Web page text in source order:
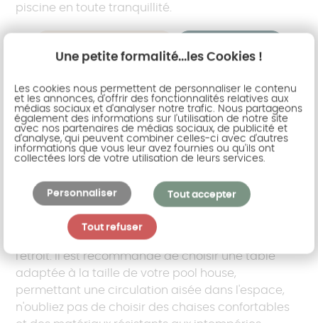
piscine en toute tranquillité.
Une salle à manger
La salle à manger dans un pool house offreun
espace dédié pour partager des repas en famille
la piscine et d'une vue dégagée sur le jardin. Pour
créer une salle à manger confortable et
accueillante, il est important de prévoir
suffisamment d'espace pour ne pas se sentir à
l'étroit. Il est recommandé de choisir une table
adaptée à la taille de votre pool house,
permettant une circulation aisée dans l'espace,
n'oubliez pas de choisir des chaises confortables
Une petite formalité...les Cookies !
Les cookies nous permettent de personnaliser le contenu
et les annonces, d'offrir des fonctionnalités relatives aux
médias sociaux et d'analyser notre trafic. Nous partageons
également des informations sur l'utilisation de notre site
avec nos partenaires de médias sociaux, de publicité et
d'analyse, qui peuvent combiner celles-ci avec d'autres
informations que vous leur avez fournies ou qu'ils ont
collectées lors de votre utilisation de leurs services.
Tout accepter
Tout refuser
Personnaliser